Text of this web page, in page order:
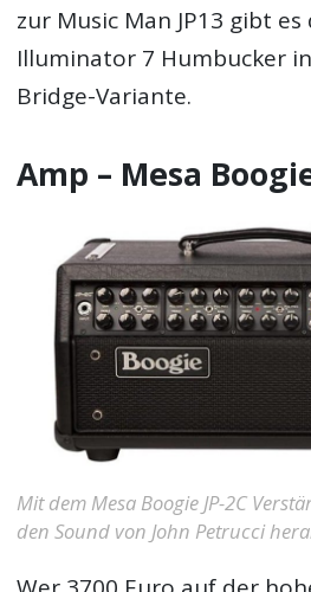
zur Music Man JP13 gibt
Illuminator 7 Humbucker
Bridge-Variante.
Amp – Mesa
Mit dem Mesa Boogie JP-2C
den Sound von John Petrucci